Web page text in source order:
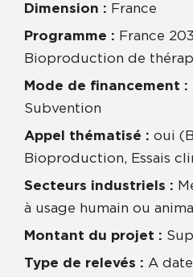
Dimension : France
Programme : France
Bioproduction de
Mode de financement :
Subvention
Appel thématisé : oui
Bioproduction, Essais
Secteurs industriels :
à usage humain ou animal
Montant du projet :
Type de relevés : A